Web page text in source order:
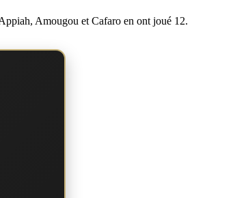
Amougou et Cafaro en ont joué 12.